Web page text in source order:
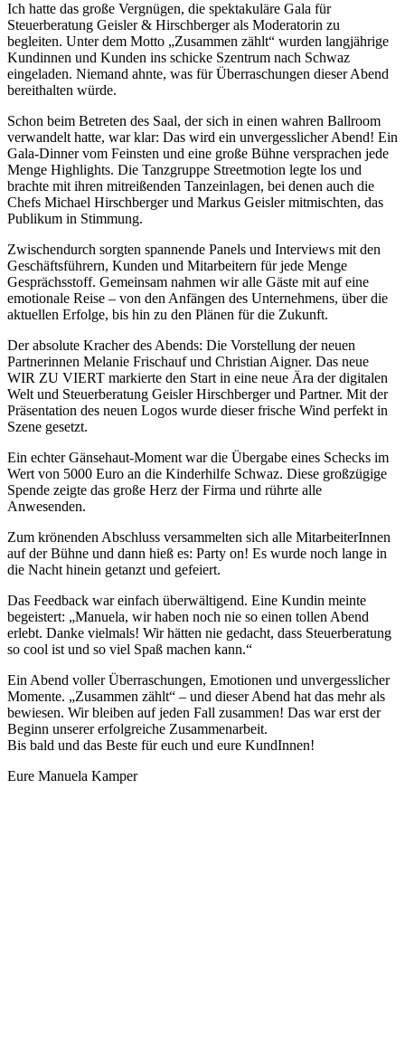
Ich hatte das große Vergnügen, die spektakuläre Gala für
Steuerberatung Geisler & Hirschberger als Moderatorin zu
begleiten. Unter dem Motto „Zusammen zählt“ wurden langjährige
Kundinnen und Kunden ins schicke Szentrum nach Schwaz
eingeladen. Niemand ahnte, was für Überraschungen dieser Abend
bereithalten würde.
Schon beim Betreten des Saal, der sich in einen wahren Ballroom
verwandelt hatte, war klar: Das wird ein unvergesslicher Abend! Ein
Gala-Dinner vom Feinsten und eine große Bühne versprachen jede
Menge Highlights. Die Tanzgruppe Streetmotion legte los und
brachte mit ihren mitreißenden Tanzeinlagen, bei denen auch die
Chefs Michael Hirschberger und Markus Geisler mitmischten, das
Publikum in Stimmung.
Zwischendurch sorgten spannende Panels und Interviews mit den
Geschäftsführern, Kunden und Mitarbeitern für jede Menge
Gesprächsstoff. Gemeinsam nahmen wir alle Gäste mit auf eine
emotionale Reise – von den Anfängen des Unternehmens, über die
aktuellen Erfolge, bis hin zu den Plänen für die Zukunft.
Der absolute Kracher des Abends: Die Vorstellung der neuen
Partnerinnen Melanie Frischauf und Christian Aigner. Das neue
WIR ZU VIERT markierte den Start in eine neue Ära der digitalen
Welt und Steuerberatung Geisler Hirschberger und Partner. Mit der
Präsentation des neuen Logos wurde dieser frische Wind perfekt in
Szene gesetzt.
Ein echter Gänsehaut-Moment war die Übergabe eines Schecks im
Wert von 5000 Euro an die Kinderhilfe Schwaz. Diese großzügige
Spende zeigte das große Herz der Firma und rührte alle
Anwesenden.
Zum krönenden Abschluss versammelten sich alle MitarbeiterInnen
auf der Bühne und dann hieß es: Party on! Es wurde noch lange in
die Nacht hinein getanzt und gefeiert.
Das Feedback war einfach überwältigend. Eine Kundin meinte
begeistert: „Manuela, wir haben noch nie so einen tollen Abend
erlebt. Danke vielmals! Wir hätten nie gedacht, dass Steuerberatung
so cool ist und so viel Spaß machen kann.“
Ein Abend voller Überraschungen, Emotionen und unvergesslicher
Momente. „Zusammen zählt“ – und dieser Abend hat das mehr als
bewiesen. Wir bleiben auf jeden Fall zusammen! Das war erst der
Beginn unserer erfolgreiche Zusammenarbeit.
Bis bald und das Beste für euch und eure KundInnen!
Eure Manuela Kamper